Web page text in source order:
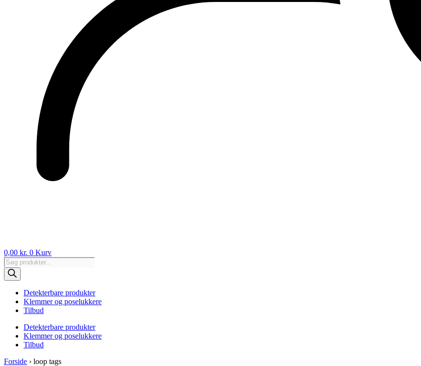
0,00 kr. 0 Kurv
Products
search
Detekterbare produkter
Klemmer og poselukkere
Tilbud
Detekterbare produkter
Klemmer og poselukkere
Tilbud
Forside › loop tags